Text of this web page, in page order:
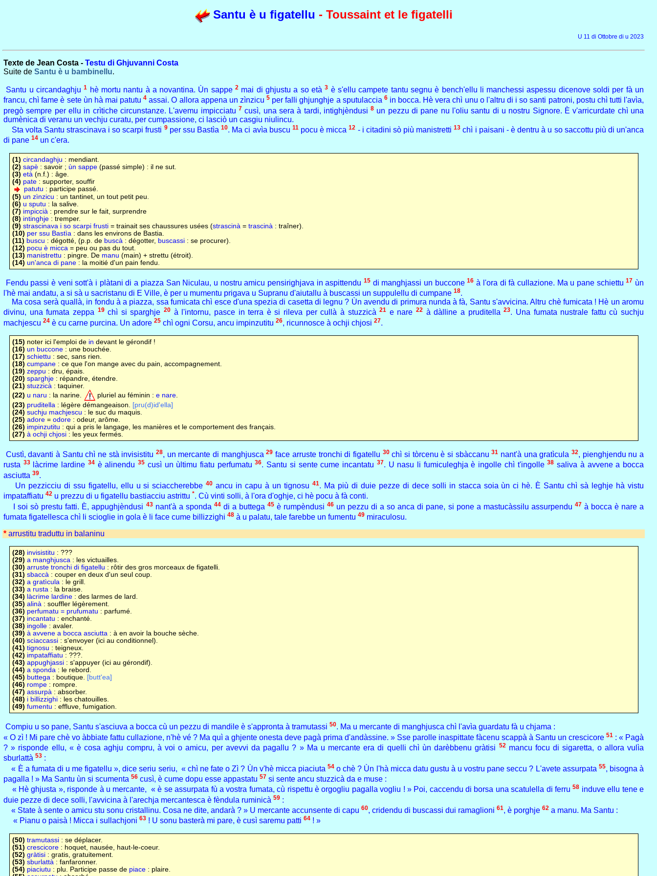
Santu è u figatellu - Toussaint et le figatelli
U 11 di Ottobre di u 2023
Texte de Jean Costa - Testu di Ghjuvanni Costa
Suite de Santu è u bambinellu.
Santu u circandaghju1 hè mortu nantu à a novantina. Ùn sappe2 mai di ghjustu a so età3 è s'ellu campete tantu segnu è bench'ellu li manchessi aspessu dicenove soldi per fà un
francu, chì fame è sete ùn hà mai patutu4 assai. O allora appena un zìnzicu5 per falli ghjunghje a sputulaccia 6in bocca. Hè vera chì unu o l'altru di i so santi patroni, postu chì tutti l'avìa,
pregò sempre per ellu in crìtiche circunstanze. L'avemu impicciatu 7 cusì, una sera à tardi, intighjèndusi8 un pezzu di pane nu l'oliu santu di u nostru Signore. È v'arricurdate chì una
dumènica di veranu un vechju curatu, per cumpassione, ci lasciò un casgiu niulincu.
Sta volta Santu strascinava i so scarpi frusti 9per ssu Bastìa10. Ma ci avìa buscu 11pocu è micca12 - i citadini sò più manistretti13 chì i paisani - è dentru à u so saccottu più di un'anca
di pane 14 un c'era.
(1) circandaghju : mendiant.
(2) sapè: savoir ; ùn sappe(passé simple) : il ne sut.
(3) età (n.f.) : âge.
(4) pate: supporter, souffir
patutu : participe passé.
(5) un zìnzicu : un tantinet, un tout petit peu.
(6) u sputu : la salive.
(7) impiccià: prendre sur le fait, surprendre
(8) intinghje: tremper.
(9) strascinava i so scarpi frusti= trainait ses chaussures usées (strascinà= trascinà: traîner).
(10) per ssu Bastìa: dans les environs de Bastia.
(11) buscu : dégotté, (p.p. de buscà: dégotter, buscassi: se procurer).
(12) pocu è micca= peu ou pas du tout.
(13) manistrettu : pingre. De manu (main) + strettu (étroit).
(14) un'anca di pane: la moitié d'un pain fendu.
Fendu passi è veni sott'à i plàtani di a piazza San Niculau, u nostru amicu pensirighjava in aspittendu15 di manghjassi un buccone16 à l'ora di fà cullazione. Ma u pane schiettu17 ùn
l'hè mai andatu, a si sà u sacristanu di E Ville, è per u mumentu prigava u Supranu d'aiutallu à buscassi un suppulellu di cumpane 18.
Ma cosa serà quallà, in fondu à a piazza, ssa fumicata chì esce d'una spezia di casetta di legnu ? Ùn avendu di primura nunda à fà, Santu s'avvicina. Altru chè fumicata ! Hè un aromu
divinu, una fumata zeppa 19chì si sparghje20 à l'intornu, pasce in terra è si rileva per cullà à stuzzicà21 e nare22 à dàlline a pruditella23. Una fumata nustrale fattu cù suchju
machjescu 24 è cu carne purcina. Un adore 25 chì ogni Corsu, ancu impinzutitu 26, ricunnosce à ochji chjosi 27.
(15) noter ici l'emploi de in devant le gérondif !
(16) un buccone: une bouchée.
(17) schiettu : sec, sans rien.
(18) cumpane: ce que l'on mange avec du pain, accompagnement.
(19) zeppu : dru, épais.
(20) sparghje: répandre, étendre.
(21) stuzzicà: taquiner.
(22) u naru : la narine. pluriel au féminin : e nare.
(23) pruditella: légère démangeaison. [pru(d)id'ella]
(24) suchju machjescu : le suc du maquis.
(25) adore= odore: odeur, arôme.
(26) impinzutitu : qui a pris le langage, les manières et le comportement des français.
(27) à ochji chjosi: les yeux fermés.
Custì, davanti à Santu chì ne stà invisistitu28, un mercante di manghjusca29 face arruste tronchi di figatellu 30chì si tòrcenu è si sbàccanu31 nant'à una gratìcula32, pienghjendu nu a
rusta 33làcrime lardine 34è alinendu35 cusì un ùltimu fiatu perfumatu36. Santu si sente cume incantatu 37. U nasu li fumiculeghja è ingolle chì t'ingolle38 saliva à avvene a bocca
asciutta 39.
Un pezzicciu di ssu figatellu, ellu u si sciaccherebbe40 ancu in capu à un tignosu41. Ma più di duie pezze di dece solli in stacca soia ùn ci hè. È Santu chì sà leghje hà vistu
impataffiatu 42 u prezzu di u figatellu bastiacciu astrittu *. Cù vinti solli, à l'ora d'oghje, ci hè pocu à fà conti.
I soi sò prestu fatti. È, appughjèndusi 43nant'à a sponda 44di a buttega 45è rumpèndusi46 un pezzu di a so anca di pane, si pone a mastucàssilu assurpendu 47 à bocca è nare a
fumata figatellesca chì li scioglie in gola è li face cume billizzighi 48 à u palatu, tale farebbe un fumentu 49 miraculosu.
* arrustitu traduttu in balaninu
(28) invisistitu : ???
(29) a manghjusca: les victuailles.
(30) arruste tronchi di figatellu : rôtir des gros morceaux de figatelli.
(31) sbaccà: couper en deux d'un seul coup.
(32) a gratìcula: le grill.
(33) a rusta: la braise.
(34) làcrime lardine: des larmes de lard.
(35) alinà: souffler légèrement.
(36) perfumatu = prufumatu : parfumé.
(37) incantatu : enchanté.
(38) ingolle: avaler.
(39) à avvene a bocca asciutta: à en avoir la bouche sèche.
(40) sciaccassi: s'envoyer (ici au conditionnel).
(41) tignosu : teigneux.
(42) impataffiatu : ???.
(43) appughjassi: s'appuyer (ici au gérondif).
(44) a sponda: le rebord.
(45) buttega: boutique. [butt'ea]
(46) rompe: rompre.
(47) assurpà: absorber.
(48) i billizzighi: les chatouilles.
(49) fumentu : effluve, fumigation.
Compiu u so pane, Santu s'asciuva a bocca cù un pezzu di mandile è s'appronta à tramutassi 50. Ma u mercante di manghjusca chì l'avìa guardatu fà u chjama :
« O zì ! Mi pare chè vo àbbiate fattu cullazione, n'hè vé ? Ma quì a ghjente onesta deve pagà prima d'andàssine. » Sse parolle inaspittate fàcenu scappà à Santu un crescicore 51 : « Pagà
? » risponde ellu, « è cosa aghju compru, à voi o amicu, per avevvi da pagallu ? » Ma u mercante era di quelli chì ùn darèbbenu gràtisi 52mancu focu di sigaretta, o allora vulìa
sburlattà 53 :
« È a fumata di u me figatellu », dice seriu seriu, « chì ne fate o Zì ? Ùn v'hè micca piaciuta 54o chè ? Ùn l'hà micca datu gustu à u vostru pane seccu ? L'avete assurpata 55, bisogna à
pagalla ! » Ma Santu ùn si scumenta 56 cusì, è cume dopu esse appastatu 57 si sente ancu stuzzicà da e muse :
« Hè ghjusta », risponde à u mercante, « è se assurpata fù a vostra fumata, cù rispettu è orgogliu pagalla vogliu ! » Poi, caccendu di borsa una scatulella di ferru58 induve ellu tene e
duie pezze di dece solli, l'avvicina à l'arechja mercantesca è fèndula ruminicà 59 :
« State à sente o amicu stu sonu cristallinu. Cosa ne dite, andarà ? » U mercante accunsente di capu 60, cridendu di buscassi dui ramaglioni 61, è porghje 62 a manu. Ma Santu :
« Pianu o paisà ! Micca i sullachjoni 63 ! U sonu basterà mi pare, è cusì saremu patti 64 ! »
(50) tramutassi: se déplacer.
(51) crescicore: hoquet, nausée, haut-le-coeur.
(52) gràtisi: gratis, gratuitement.
(53) sburlattà : fanfaronner.
(54) piaciutu : plu. Participe passe de piace: plaire.